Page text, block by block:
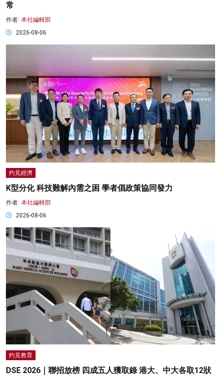
常
作者: 本社編輯部
2026-08-06
灼見經濟
K型分化 科技難解內需之困 學者倡政策協同發力
作者: 本社編輯部
2026-08-06
灼見教育
DSE 2026｜聯招放榜 四成五人獲取錄 港大、中大各取12狀